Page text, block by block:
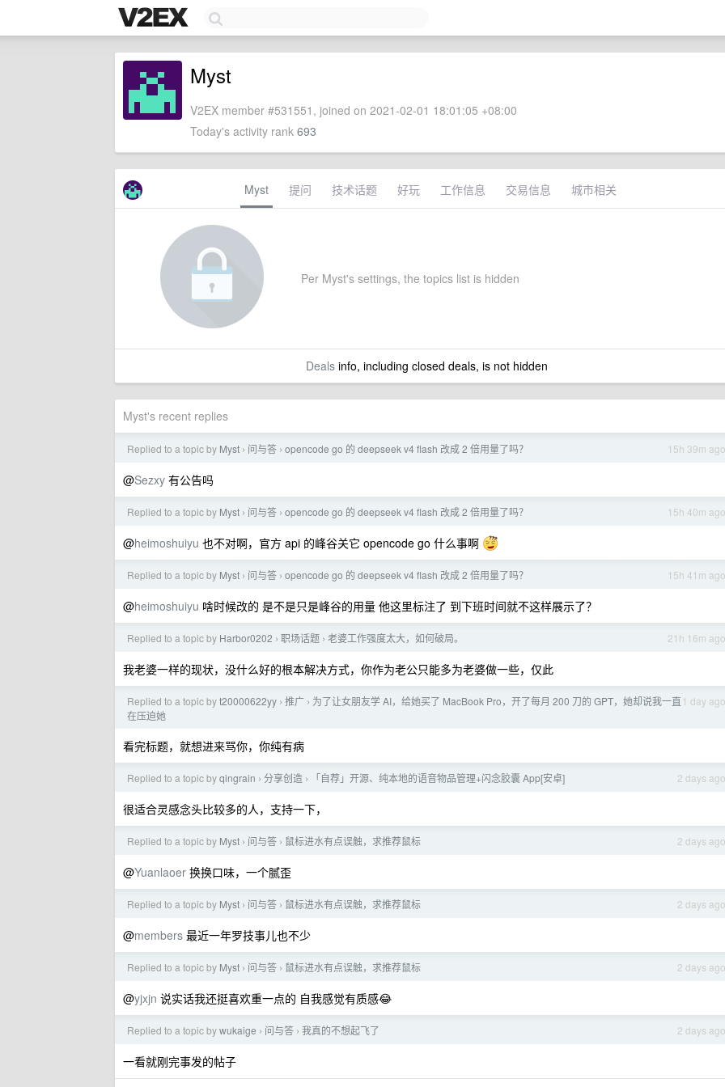
Myst
V2EX member #531551, joined on 2021-02-01 18:01:05 +08:00
Today's activity rank 693
Myst 提问 技术话题 好玩 工作信息 交易信息 城市相关
Per Myst's settings, the topics list is hidden
Dealsinfo, including closed deals, is not hidden
Myst's recent replies
15h 39m ago
Replied to a topic by Myst › 问与答 › opencode go 的 deepseek v4 flash 改成 2 倍用量了吗？
@Sezxy 有公告吗
15h 40m ago
Replied to a topic by Myst › 问与答 › opencode go 的 deepseek v4 flash 改成 2 倍用量了吗？
@heimoshuiyu 也不对啊，官方 api 的峰谷关它 opencode go 什么事啊
15h 41m ago
Replied to a topic by Myst › 问与答 › opencode go 的 deepseek v4 flash 改成 2 倍用量了吗？
@heimoshuiyu 啥时候改的 是不是只是峰谷的用量 他这里标注了 到下班时间就不这样展示了？
21h 16m ago
Replied to a topic by Harbor0202 › 职场话题 › 老婆工作强度太大，如何破局。
我老婆一样的现状，没什么好的根本解决方式，你作为老公只能多为老婆做一些，仅此
1 day ago
Replied to a topic byt20000622yy › 推广 › 为了让女朋友学 AI，给她买了 MacBook Pro，开了每月 200 刀的 GPT，她却说我一直
在压迫她
看完标题，就想进来骂你，你纯有病
2 days ago
Replied to a topic byqingrain › 分享创造 › 「自荐」开源、纯本地的语音物品管理+闪念胶囊 App[安卓]
很适合灵感念头比较多的人，支持一下，
2 days ago
Replied to a topic by Myst › 问与答 › 鼠标进水有点误触，求推荐鼠标
@Yuanlaoer 换换口味，一个腻歪
2 days ago
Replied to a topic by Myst › 问与答 › 鼠标进水有点误触，求推荐鼠标
@members 最近一年罗技事儿也不少
2 days ago
Replied to a topic by Myst › 问与答 › 鼠标进水有点误触，求推荐鼠标
@yjxjn 说实话我还挺喜欢重一点的 自我感觉有质感😂
2 days ago
Replied to a topic bywukaige › 问与答 › 我真的不想起飞了
一看就刚完事发的帖子